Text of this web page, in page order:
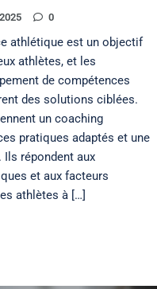
0
athlétique est un objectif
athlètes, et les
de compétences
des solutions ciblées.
un coaching
pratiques adaptés et une
Ils répondent aux
et aux facteurs
athlètes à […]